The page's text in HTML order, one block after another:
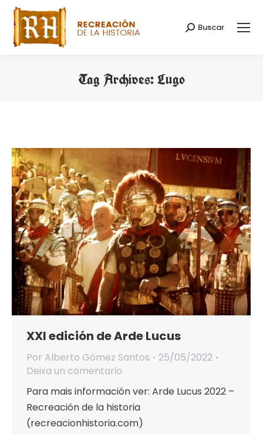
Search:
Buscar
Tag Archives:Lugo
XXI edición de Arde Lucus
Por Alberto Gómez Santos
25/05/2022
Deixa un comentario
Para mais información ver: Arde Lucus 2022 –
Recreación de la historia
(recreacionhistoria.com)